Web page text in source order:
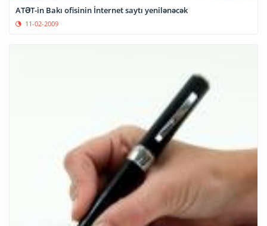
ATƏT-in Bakı ofisinin İnternet saytı yenilənəcək
11-02-2009